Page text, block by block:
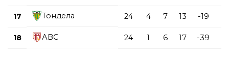
17 Тондела 24 4 7 13 -19
18 АВС 24 1 6 17 -39